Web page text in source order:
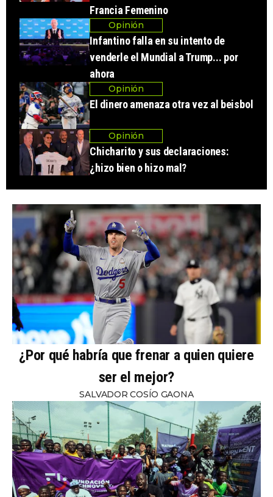
Francia Femenino
Opinión
Infantino falla en su intento de
venderle el Mundial a Trump... por
ahora
Opinión
El dinero amenaza otra vez al beisbol
Opinión
Chicharito y sus declaraciones:
¿hizo bien o hizo mal?
¿Por qué habría que frenar a quien quiere
ser el mejor?
SALVADOR COSÍO GAONA